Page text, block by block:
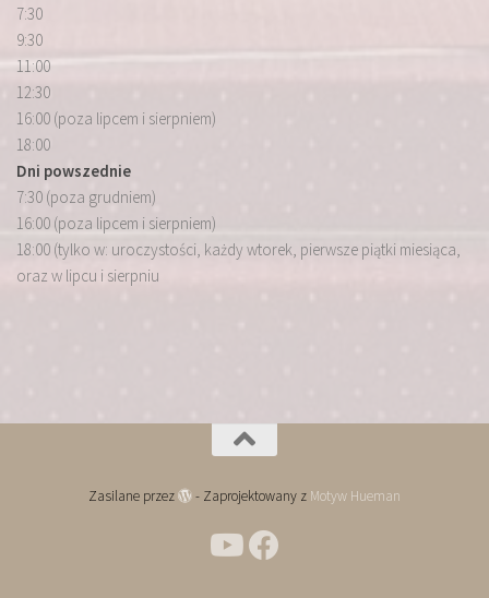
7:30
9:30
11:00
12:30
16:00 (poza lipcem i sierpniem)
18:00
Dni powszednie
7:30 (poza grudniem)
16:00 (poza lipcem i sierpniem)
18:00 (tylko w: uroczystości, każdy wtorek, pierwsze piątki miesiąca,
oraz w lipcu i sierpniu
Zasilane przez - Zaprojektowany z Motyw Hueman